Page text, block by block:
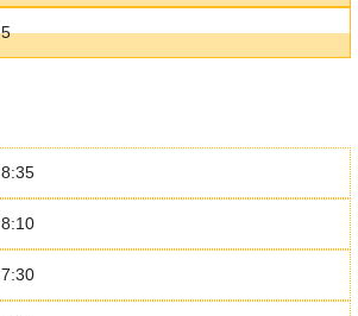
5
8:35
8:10
7:30